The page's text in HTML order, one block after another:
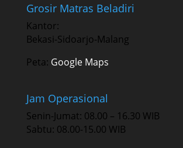
Grosir Matras Beladiri
Kantor:
Bekasi-Sidoarjo-Malang
Peta: Google Maps
Jam Operasional
Senin-Jumat: 08.00 – 16.30 WIB
Sabtu: 08.00-15.00 WIB